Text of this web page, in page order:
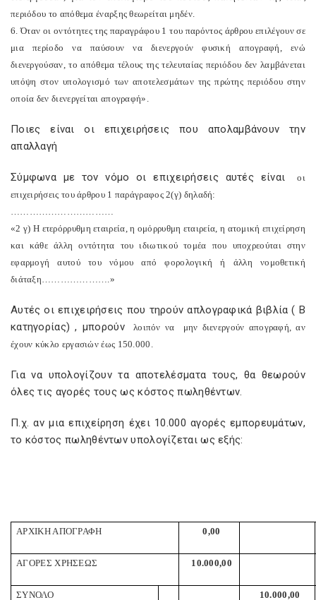
περιόδου το απόθεμα έναρξης θεωρείται μηδέν.
6. Όταν οι οντότητες της παραγράφου 1 του παρόντος άρθρου επιλέγουν σε
μια περίοδο να παύσουν να διενεργούν φυσική απογραφή, ενώ
διενεργούσαν, το απόθεμα τέλους της τελευταίας περιόδου δεν λαμβάνεται
υπόψη στον υπολογισμό των αποτελεσμάτων της πρώτης περιόδου στην
οποία δεν διενεργείται απογραφή».
Ποιες είναι οι επιχειρήσεις που απολαμβάνουν την
απαλλαγή
Σύμφωνα με τον νόμο οι επιχειρήσεις αυτές είναι
οι
επιχειρήσεις του άρθρου 1 παράγραφος 2(γ) δηλαδή:
……………………………
«2 γ) Η ετερόρρυθμη εταιρεία, η ομόρρυθμη εταιρεία, η ατομική επιχείρηση
και κάθε άλλη οντότητα του ιδιωτικού τομέα που υποχρεούται στην
εφαρμογή αυτού του νόμου από φορολογική ή άλλη νομοθετική
διάταξη………………….»
Αυτές οι επιχειρήσεις που τηρούν απλογραφικά βιβλία ( Β
κατηγορίας) , μπορούν
λοιπόν να
μην διενεργούν απογραφή, αν
έχουν κύκλο εργασιών έως 150.000.
Για να υπολογίζουν τα αποτελέσματα τους, θα θεωρούν
όλες τις αγορές τους ως κόστος πωληθέντων.
Π.χ. αν μια επιχείρηση έχει 10.000 αγορές εμπορευμάτων,
το κόστος πωληθέντων υπολογίζεται ως εξής:
ΑΡΧΙΚΗ ΑΠΟΓΡΑΦΗ 0,00
ΑΓΟΡΕΣ ΧΡΗΣΕΩΣ 10.000,00
ΣΥΝΟΛΟ 10.000,00